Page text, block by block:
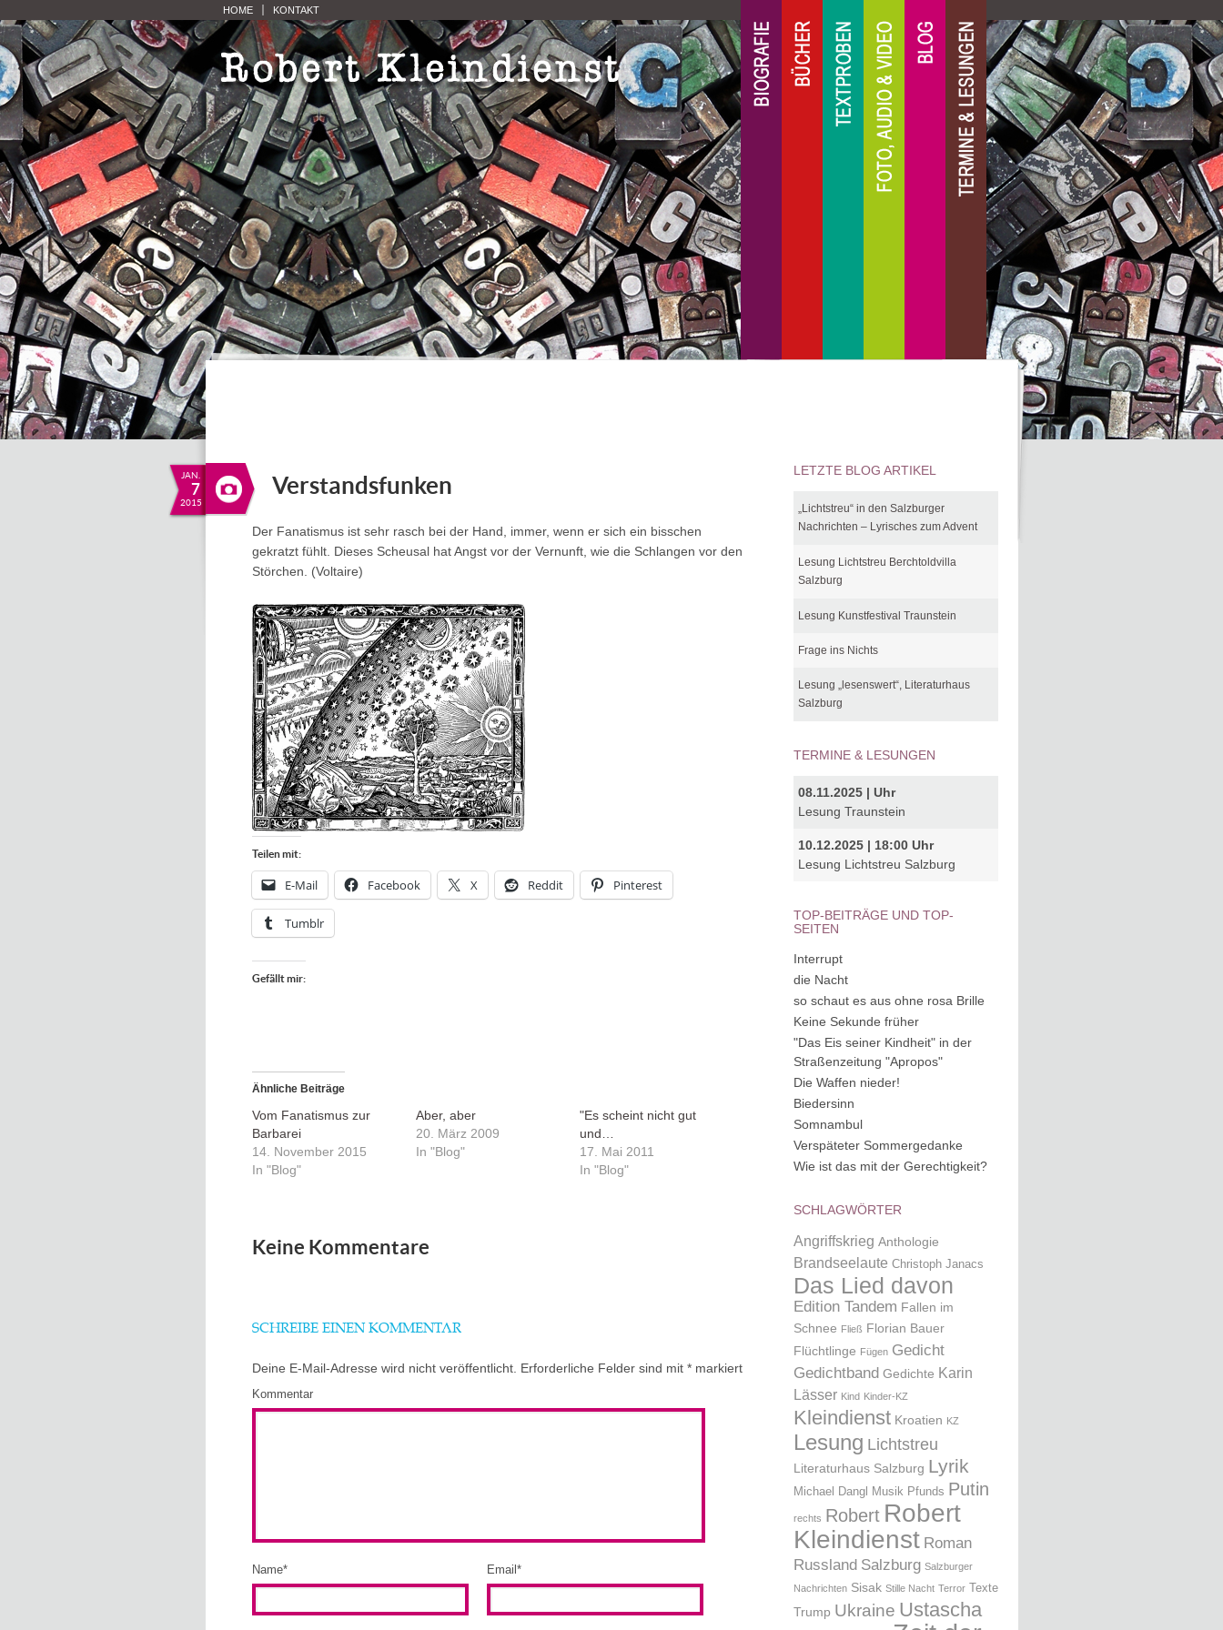
HOME KONTAKT
JAN.
7
2015
Verstandsfunken
Der Fanatismus ist sehr rasch bei der Hand, immer, wenn er sich ein bisschen
gekratzt fühlt. Dieses Scheusal hat Angst vor der Vernunft, wie die Schlangen vor den
Störchen. (Voltaire)
Teilen mit:
E-Mail Facebook X Reddit Pinterest
Tumblr
Gefällt mir:
Ähnliche Beiträge
Vom Fanatismus zur
Barbarei
14. November 2015
In "Blog"
Aber, aber
20. März 2009
In "Blog"
"Es scheint nicht gut
und…
17. Mai 2011
In "Blog"
Keine Kommentare
SCHREIBE EINEN KOMMENTAR
Deine E-Mail-Adresse wird nicht veröffentlicht. Erforderliche Felder sind mit * markiert
Kommentar
Name* Email *
LETZTE BLOG ARTIKEL
„Lichtstreu“ in den Salzburger
Nachrichten – Lyrisches zum Advent
Lesung Lichtstreu Berchtoldvilla
Salzburg
Lesung Kunstfestival Traunstein
Frage ins Nichts
Lesung „lesenswert“, Literaturhaus
Salzburg
TERMINE & LESUNGEN
08.11.2025 | Uhr
Lesung Traunstein
10.12.2025 | 18:00 Uhr
Lesung Lichtstreu Salzburg
TOP-BEITRÄGE UND TOP-
SEITEN
Interrupt
die Nacht
so schaut es aus ohne rosa Brille
Keine Sekunde früher
"Das Eis seiner Kindheit" in der
Straßenzeitung "Apropos"
Die Waffen nieder!
Biedersinn
Somnambul
Verspäteter Sommergedanke
Wie ist das mit der Gerechtigkeit?
SCHLAGWÖRTER
Angriffskrieg Anthologie
Brandseelaute Christoph Janacs
Das Lied davon
Edition Tandem Fallen im
Schnee Fließ Florian Bauer
Flüchtlinge Fügen Gedicht
Gedichtband Gedichte Karin
Lässer Kind Kinder-KZ
Kleindienst Kroatien KZ
Lesung Lichtstreu
Literaturhaus Salzburg Lyrik
Michael Dangl Musik Pfunds Putin
rechts Robert Robert
Kleindienst Roman
Russland Salzburg Salzburger
Nachrichten Sisak Stille Nacht Terror Texte
Trump Ukraine Ustascha